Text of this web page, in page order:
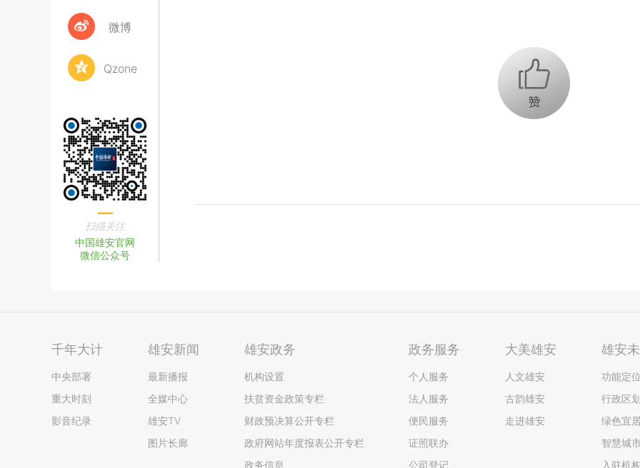
微博
Qzone
扫描关注
中国雄安官网
微信公众号
+1
千年大计
中央部署
重大时刻
影音纪录
雄安新闻
最新播报
全媒中心
雄安TV
图片长廊
雄安政务
机构设置
扶贫资金政策专栏
财政预决算公开专栏
政府网站年度报表公开专栏
政务信息
政务服务
个人服务
法人服务
便民服务
证照联办
公司登记
大美雄安
人文雄安
古韵雄安
走进雄安
雄安
功能定
行政区
绿色宜
智慧城
入驻机